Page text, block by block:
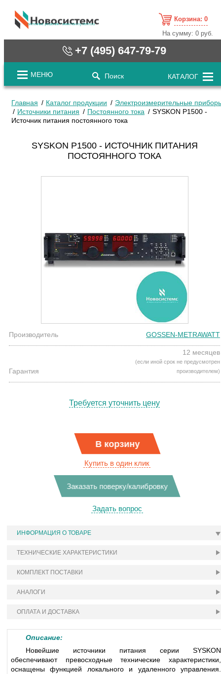
cистемные решения / www.novosystems.ru
Корзина: 0
На сумму:0 руб.
+7 (495) 647-79-79
МЕНЮ Поиск КАТАЛОГ
Главная Каталог продукции
Электроизмерительные
Источники питания
Постоянного тока
SYSKON P1500 -
Источник питания постоянного тока
SYSKON P1500 - ИСТОЧНИК ПИТАНИЯ
ПОСТОЯННОГО ТОКА
Производитель GOSSEN-METRAWATT
Гарантия
12 месяцев
(если иной срок не предусмотрен
производителем)
Требуется уточнить цену
В корзину
Купить в один клик
Заказать поверку/калибровку
Задать вопрос
ИНФОРМАЦИЯ О ТОВАРЕ
ТЕХНИЧЕСКИЕ ХАРАКТЕРИСТИКИ
КОМПЛЕКТ ПОСТАВКИ
АНАЛОГИ
ОПЛАТА И ДОСТАВКА
Описание:
Новейшие источники питания серии SYSKON
обеспечивают превосходные технические характеристики,
оснащены функцией локального и удаленного управления.